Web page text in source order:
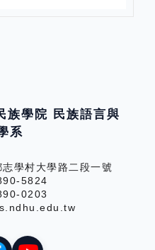
族學院 民族語言與
系
學村大學路二段一號
5824
0203